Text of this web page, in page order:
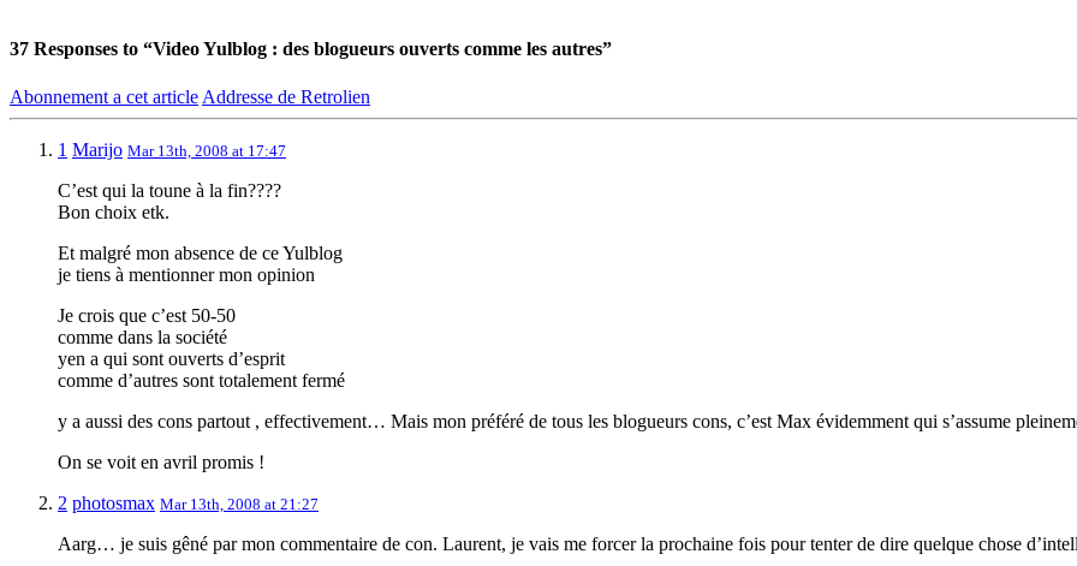
37 Responses to “Video Yulblog : des blogueurs ouverts comme les autres”
Abonnement a cet article Addresse de Retrolien
1 Marijo Mar 13th, 2008 at 17:47
C’est qui la toune à la fin????
Bon choix etk.
Et malgré mon absence de ce Yulblog
je tiens à mentionner mon opinion
Je crois que c’est 50-50
comme dans la société
yen a qui sont ouverts d’esprit
comme d’autres sont totalement fermé
y a aussi des cons partout , effectivement… Mais mon préféré de tous les blogueurs cons, c’est Max évidemment qui s’assume
On se voit en avril promis !
2 photosmax Mar 13th, 2008 at 21:27
Aarg… je suis gêné par mon commentaire de con. Laurent, je vais me forcer la prochaine fois pour tenter de dire quelque chose